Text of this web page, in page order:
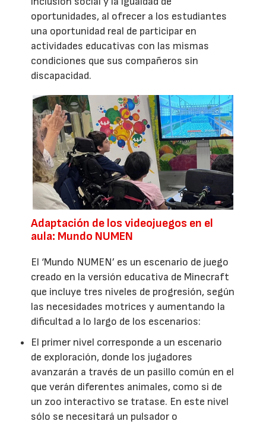
oportunidades, al ofrecer a los estudiantes
una oportunidad real de participar en
actividades educativas con las mismas
condiciones que sus compañeros sin
discapacidad.
Adaptación de los videojuegos en el
aula: Mundo NUMEN
El ‘Mundo NUMEN’ es un escenario de juego
creado en la versión educativa de Minecraft
que incluye tres niveles de progresión, según
las necesidades motrices y aumentando la
dificultad a lo largo de los escenarios:
El primer nivel corresponde a un escenario
de exploración, donde los jugadores
avanzarán a través de un pasillo común en el
que verán diferentes animales, como si de
un zoo interactivo se tratase. En este nivel
sólo se necesitará un pulsador o